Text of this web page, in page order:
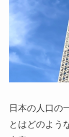
日本の人口の
とはどのよう